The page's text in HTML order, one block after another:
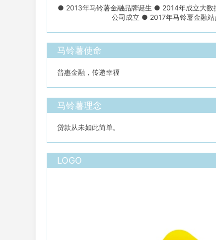
● 2013年马铃薯金融品牌诞生 ● 2014年成立大
公司成立 ● 2017年马铃薯金融
马铃薯使命
普惠金融，传递幸福
马铃薯理念
贷款从未如此简单。
LOGO